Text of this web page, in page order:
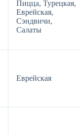
Пицца, Турецкая,
Еврейская,
Сэндвичи,
Салаты
Еврейская